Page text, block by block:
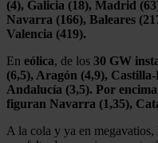
(4), Galicia (18), Madrid
Navarra (166), Baleares
Valencia (419).
En eólica, de los 30 GW
(6,5), Aragón (4,9),
Andalucía (3,5). Por
figuran Navarra (1,35),
A la cola y ya en megavatios,